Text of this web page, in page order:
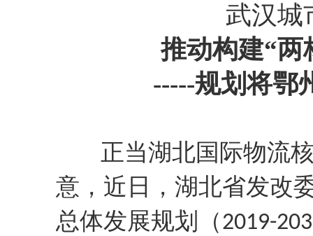
武汉城
推动构建“两
-----规划将鄂
正当湖北国际物流
意，近日，湖北省发改
总体发展规划（2019-